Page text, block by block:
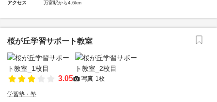
アクセス 万富駅から4.6km
桜が丘学習サポート教室
3.05 写真 1枚
学習塾・塾